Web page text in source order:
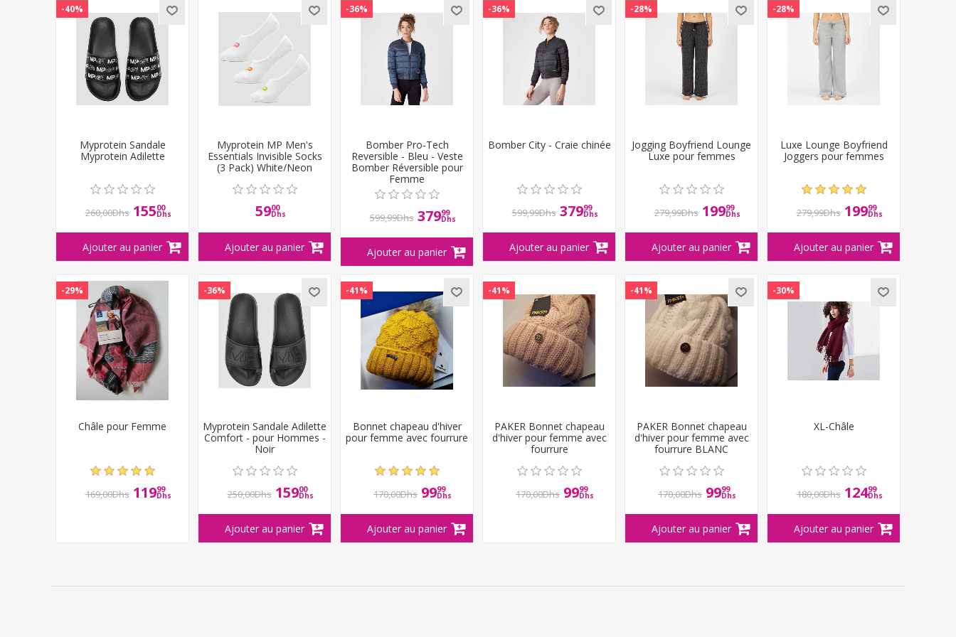
-40%
Myprotein Sandale
Myprotein Adilette
260,00Dhs 15500
Dhs
Myprotein MP Men's
Essentials Invisible Socks
(3 Pack) White/Neon
5900
Dhs
-36%
Bomber Pro-Tech
Reversible - Bleu - Veste
Bomber Réversible pour
Femme
599,99Dhs 37999
Dhs
-36%
Bomber City - Craie chinée
599,99Dhs 37999
Dhs
-28%
Jogging Boyfriend Lounge
Luxe pour femmes
279,99Dhs 19999
Dhs
-28%
Luxe Lounge Boyfriend
Joggers pour femmes
279,99Dhs 19999
Dhs
-29%
Châle pour Femme
169,00Dhs 11999
Dhs
-36%
Myprotein Sandale Adilette
Comfort - pour Hommes -
Noir
250,00Dhs 15900
Dhs
-41%
Bonnet chapeau d'hiver
pour femme avec fourrure
170,00Dhs 9999
Dhs
-41%
PAKER Bonnet chapeau
d'hiver pour femme avec
fourrure
170,00Dhs 9999
Dhs
-41%
PAKER Bonnet chapeau
d'hiver pour femme avec
fourrure BLANC
170,00Dhs 9999
Dhs
-30%
XL-Châle
180,00Dhs 12499
Dhs